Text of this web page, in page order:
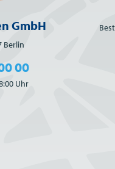
GmbH
Berlin
00
Uhr